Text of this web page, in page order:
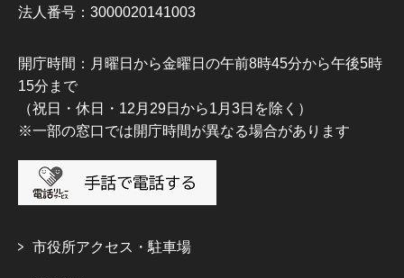
法人番号：3000020141003
開庁時間：月曜日から金曜日の午前8時45分から午後5時
15分まで
（祝日・休日・12月29日から1月3日を除く）
※一部の窓口では開庁時間が異なる場合があります
市役所アクセス・駐車場